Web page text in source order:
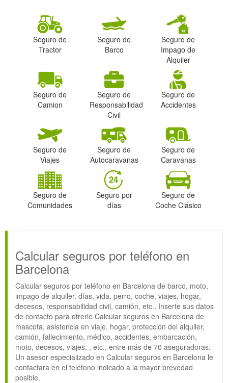
Seguro de
Tractor
Seguro de
Barco
Seguro de
Impago de
Alquiler
Seguro de
Camion
Seguro de
Responsabilidad
Civil
Seguro de
Accidentes
Seguro de
Viajes
Seguro de
Autocaravanas
Seguro de
Caravanas
Seguro de
Comunidades
Seguro por
días
Seguro de
Coche Clásico
Calcular seguros por teléfono en
Barcelona
Calcular seguros por teléfono en Barcelona de barco, moto,
impago de alquiler, días, vida, perro, coche, viajes, hogar,
decesos, responsabilidad civil, camión, etc.. Inserte sus datos
de contacto para ofrerle Calcular seguros en Barcelona de
mascota, asistencia en viaje, hogar, protección del alquiler,
camión, fallecimiento, médico, accidentes, embarcación,
moto, decesos, viajes, , etc., entre más de 70 aseguradoras.
Un asesor especializado en Calcular seguros en Barcelona le
contactara en el teléfono indicado a la mayor brevedad
posible.